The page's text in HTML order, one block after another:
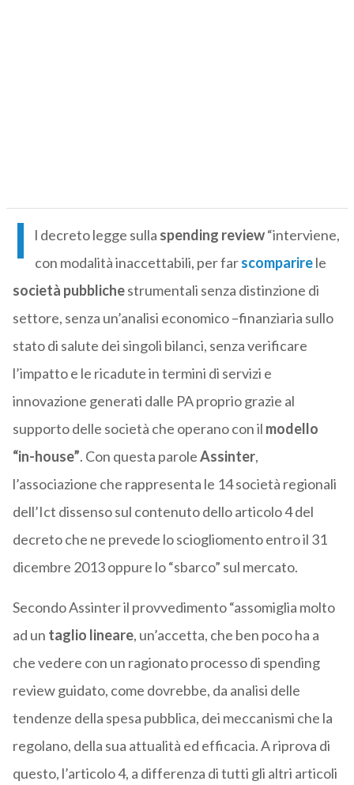
I l decreto legge sulla spending review“interviene,
con modalità inaccettabili, per farscomparirele
società pubblichestrumentali senza distinzione di
settore, senza un’analisi economico –finanziaria sullo
stato di salute dei singoli bilanci, senza verificare
l’impatto e le ricadute in termini di servizi e
innovazione generati dalle PA proprio grazie al
supporto delle società che operano con il modello
“in-house”. Con questa paroleAssinter,
l’associazione che rappresenta le 14 società regionali
dell’Ict dissenso sul contenuto dello articolo 4 del
decreto che ne prevede lo sciogliomento entro il 31
dicembre 2013 oppure lo “sbarco” sul mercato.
Secondo Assinter il provvedimento “assomiglia molto
ad un taglio lineare, un’accetta, che ben poco ha a
che vedere con un ragionato processo di spending
review guidato, come dovrebbe, da analisi delle
tendenze della spesa pubblica, dei meccanismi che la
regolano, della sua attualità ed efficacia. A riprova di
questo, l’articolo 4, a differenza di tutti gli altri articoli